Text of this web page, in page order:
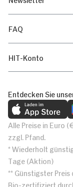
FAQ
HIT-Konto
Entdecken Sie
Alle Preise in Euro
zzgl. Pfand.
* Wiederholt
Tage (Aktion)
** Günstigster
Bio-zertifiziert